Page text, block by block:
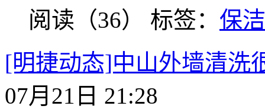
阅读（36） 标签： 保
[明捷动态]中山外墙清洗
07月21日 21:28